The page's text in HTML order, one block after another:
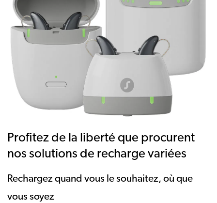
Profitez de la liberté que procurent
nos solutions de recharge variées
Rechargez quand vous le souhaitez, où que
vous soyez